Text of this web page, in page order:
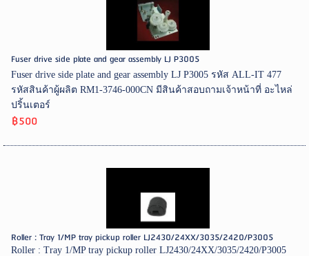
Fuser drive side plate and gear assembly LJ P3005
Fuser drive side plate and gear assembly LJ P3005 รหัส ALL-IT 477
รหัสสินค้าผู้ผลิต RM1-3746-000CN มีสินค้าสอบถามเจ้าหน้าที่ อะไหล่
ปริ้นเตอร์
฿500
Roller : Tray 1/MP tray pickup roller LJ2430/24XX/3035/2420/P3005
Roller : Tray 1/MP tray pickup roller LJ2430/24XX/3035/2420/P3005